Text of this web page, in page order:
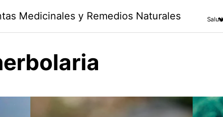
Medicinales y Remedios Naturales Salud